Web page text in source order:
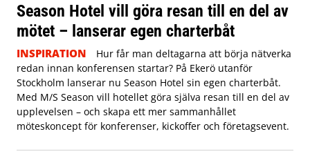
Season Hotel vill göra resan till en del av
mötet – lanserar egen charterbåt
INSPIRATION
Hur får man deltagarna att börja nätverka
redan innan konferensen startar? På Ekerö utanför
Stockholm lanserar nu Season Hotel sin egen charterbåt.
Med M/S Season vill hotellet göra själva resan till en del av
upplevelsen – och skapa ett mer sammanhållet
möteskoncept för konferenser, kickoffer och företagsevent.